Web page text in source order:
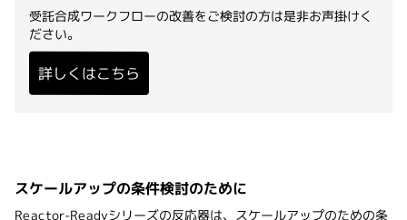
受託合成ワークフローの改善をご検討の方は是非お声掛けく
ださい。
詳しくはこちら
スケールアップの条件検討のために
Reactor-Readyシリーズの反応器は、スケールアップのための条